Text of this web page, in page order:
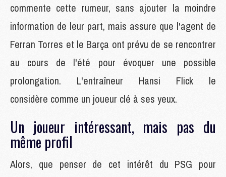
commente cette rumeur, sans ajouter la moindre
information de leur part, mais assure que l'agent de
Ferran Torres et le Barça ont prévu de se rencontrer
au cours de l'été pour évoquer une possible
prolongation. L'entraîneur Hansi Flick le
considère comme un joueur clé à ses yeux.
Un joueur intéressant, mais pas du
même profil
Alors, que penser de cet intérêt du PSG pour